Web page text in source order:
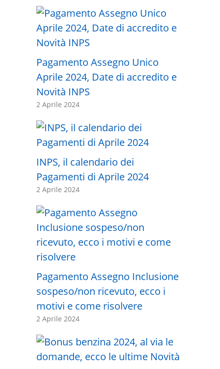
Pagamento Assegno Unico
Aprile 2024, Date di accredito e
Novità INPS
2 Aprile 2024
INPS, il calendario dei
Pagamenti di Aprile 2024
2 Aprile 2024
Pagamento Assegno Inclusione
sospeso/non ricevuto, ecco i
motivi e come risolvere
2 Aprile 2024